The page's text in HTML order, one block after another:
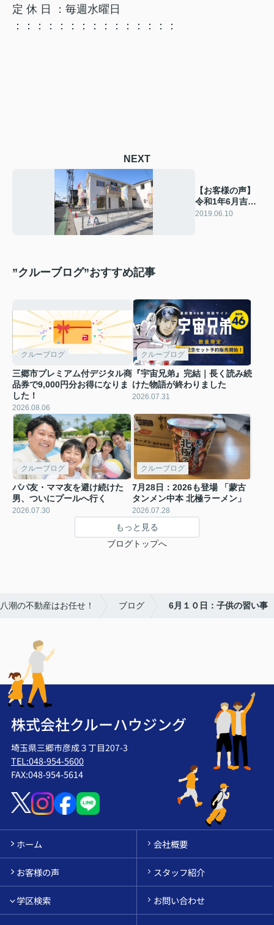
定 休 日 ：毎週水曜日
：：：：：：：：：：：：：：：
NEXT
【お客様の声】
令和1年6月吉
日 T様の声
2019.06.10
”クルーブログ”おすすめ記事
クルーブログ
三郷市プレミアム付デジタル商
品券で9,000円分お得になりま
した！
2026.08.06
クルーブログ
『宇宙兄弟』完結｜長く読み続
けた物語が終わりました
2026.07.31
クルーブログ
パパ友・ママ友を避け続けた
男、ついにプールへ行く
2026.07.30
クルーブログ
7月28日：2026も登場 「蒙古
タンメン中本 北極ラーメン」
2026.07.28
もっと見る
ブログトップへ
潮の不動産はお任せ！ ブログ 6月１０日：子供の習い事
株式会社クルーハウジング
埼玉県三郷市彦成３丁目207-3
TEL:048-954-5600
FAX:048-954-5614
ホーム 会社概要
お客様の声 スタッフ紹介
学区検索 お問い合わせ